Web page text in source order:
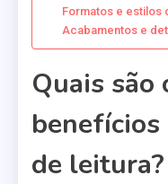
Formatos e estilos
Acabamentos e
Quais são
de leitura?